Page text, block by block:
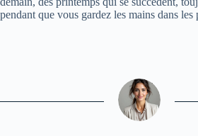
pendant que vous gardez les mains dans les